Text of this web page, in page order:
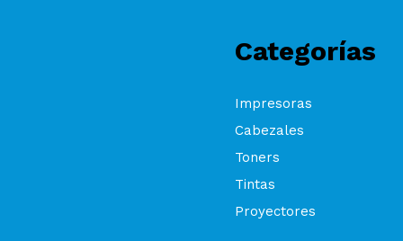
Categorías
Impresoras
Cabezales
Toners
Tintas
Proyectores